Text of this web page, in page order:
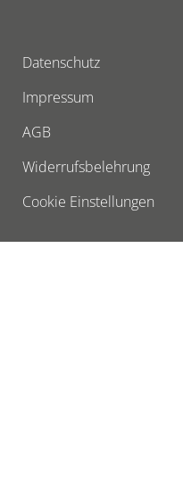
Datenschutz
Impressum
AGB
Widerrufsbelehrung
Cookie Einstellungen